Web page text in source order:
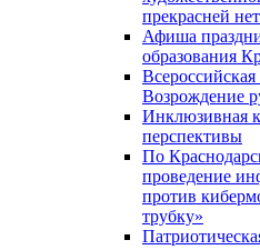
прекрасней
Афиша
образования
Возрождение
Инклюзивная
перспективы
По
проведение
против
трубку»